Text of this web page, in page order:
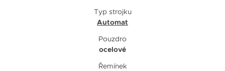
Typ strojku
Automat
Pouzdro
ocelové
Řemínek